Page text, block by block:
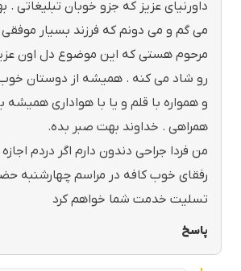
داورنیای عزیز که جزو خوبان تبلیغاتی
می گم و می دونم که فرزند بسیار موفقی
مرحوم هستی که این موضوع دل اون
رو شاد می کنه . همیشه از دوستان
و همواره با قلم و یا با هواداری همیشه
همراهی . خداوند بهت صبر بده.
من فردا جراحی دندون دارم اگر دردم
رفقای خوب کافه در مراسم چهارشنبه
تسلیت خدمت شما خواهم کرد
پاسخ